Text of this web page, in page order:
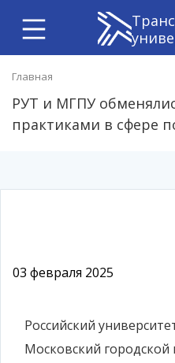
Главная
РУТ и МГПУ
практиками в сфере
03 февраля 2025
Российский
Московский городской